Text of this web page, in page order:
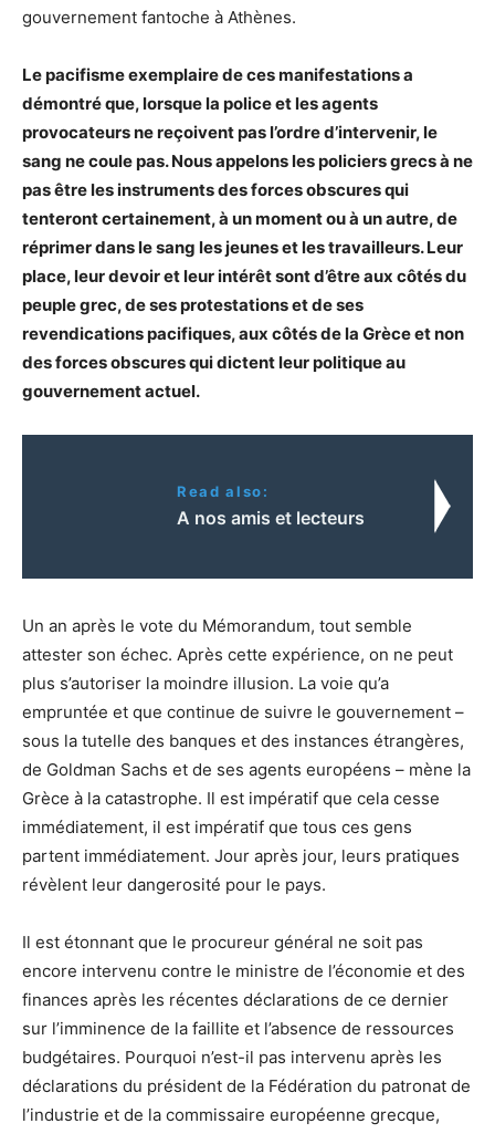
gouvernement fantoche à Athènes.
Le pacifisme exemplaire de ces manifestations a
démontré que, lorsque la police et les agents
provocateurs ne reçoivent pas l’ordre d’intervenir, le
sang ne coule pas. Nous appelons les policiers grecs à ne
pas être les instruments des forces obscures qui
tenteront certainement, à un moment ou à un autre, de
réprimer dans le sang les jeunes et les travailleurs. Leur
place, leur devoir et leur intérêt sont d’être aux côtés du
peuple grec, de ses protestations et de ses
revendications pacifiques, aux côtés de la Grèce et non
des forces obscures qui dictent leur politique au
gouvernement actuel.
Read also:
A nos amis et lecteurs
Un an après le vote du Mémorandum, tout semble
attester son échec. Après cette expérience, on ne peut
plus s’autoriser la moindre illusion. La voie qu’a
empruntée et que continue de suivre le gouvernement –
sous la tutelle des banques et des instances étrangères,
de Goldman Sachs et de ses agents européens – mène la
Grèce à la catastrophe. Il est impératif que cela cesse
immédiatement, il est impératif que tous ces gens
partent immédiatement. Jour après jour, leurs pratiques
révèlent leur dangerosité pour le pays.
Il est étonnant que le procureur général ne soit pas
encore intervenu contre le ministre de l’économie et des
finances après les récentes déclarations de ce dernier
sur l’imminence de la faillite et l’absence de ressources
budgétaires. Pourquoi n’est-il pas intervenu après les
déclarations du président de la Fédération du patronat de
l’industrie et de la commissaire européenne grecque,